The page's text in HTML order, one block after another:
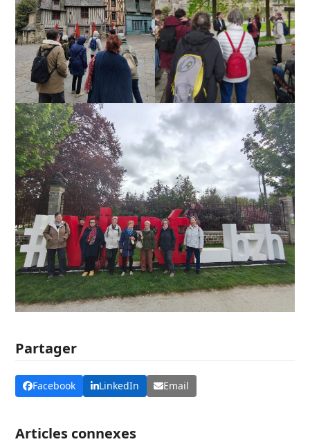
Partager
Facebook LinkedIn Email
Articles connexes